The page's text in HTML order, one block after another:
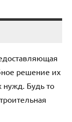
решение их
нужд. Будь то